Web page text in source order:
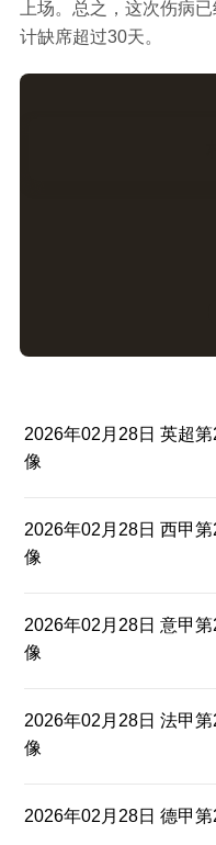
上场。总之，这次伤病
计缺席超过30天。
2026年02月28日 英超
像
2026年02月28日 西甲
像
2026年02月28日 意甲
像
2026年02月28日 法甲
像
2026年02月28日 德甲